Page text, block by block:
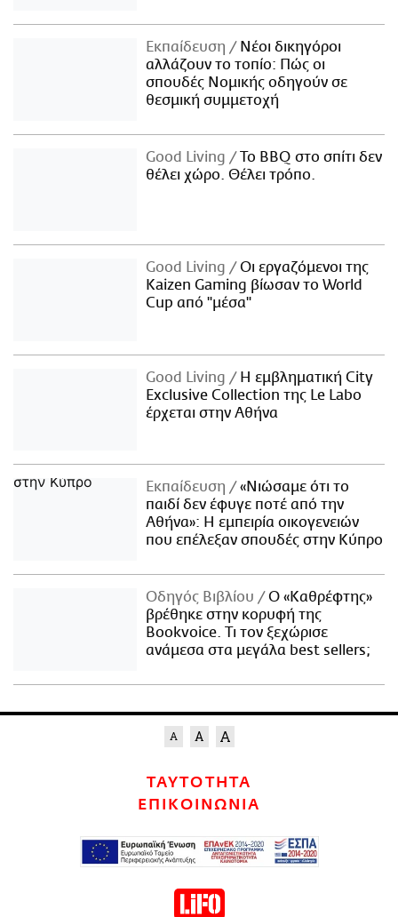
Εκπαίδευση
Νέοι δικηγόροι
αλλάζουν το τοπίο: Πώς οι
σπουδές Νομικής οδηγούν σε
θεσμική συμμετοχή
Good Living
Το BBQ στο σπίτι δεν
θέλει χώρο. Θέλει τρόπο.
Good Living
Οι εργαζόμενοι της
Kaizen Gaming βίωσαν το World
Cup από "μέσα"
Good Living
Η εμβληματική City
Exclusive Collection της Le Labo
έρχεται στην Αθήνα
Εκπαίδευση
«Νιώσαμε ότι το
παιδί δεν έφυγε ποτέ από την
Αθήνα»: Η εμπειρία οικογενειών
που επέλεξαν σπουδές στην Κύπρο
Οδηγός Βιβλίου
Ο «Καθρέφτης»
βρέθηκε στην κορυφή της
Bookvoice. Τι τον ξεχώρισε
ανάμεσα στα μεγάλα best sellers;
ΤΑΥΤΟΤΗΤΑ
ΕΠΙΚΟΙΝΩΝΙΑ